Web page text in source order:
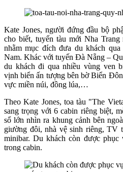
Kate Jones, người đứng đầu bộ
cho biết, tuyến tàu mới Nha
nhằm mục đích đưa du khách
Nam. Khác với tuyến Đà Nẵng –
du khách đi qua nhiều vùng ven
vịnh biển ấn tượng bên bờ Biển
vực miền núi, đồng lúa,…
Theo Kate Jones, toa tàu "The
sang trọng với 6 cabin riêng biệt,
sổ lớn nhìn ra khung cảnh bên
giường đôi, nhà vệ sinh riêng, TV
minibar. Du khách còn được
trong cabin.